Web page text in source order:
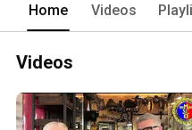
Home Videos
Videos